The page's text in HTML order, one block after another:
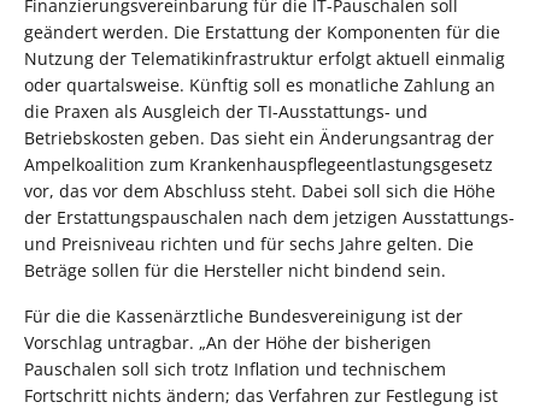
Finanzierungsvereinbarung für die IT-Pauschalen soll
geändert werden. Die Erstattung der Komponenten für die
Nutzung der Telematikinfrastruktur erfolgt aktuell einmalig
oder quartalsweise. Künftig soll es monatliche Zahlung an
die Praxen als Ausgleich der TI-Ausstattungs- und
Betriebskosten geben. Das sieht ein Änderungsantrag der
Ampelkoalition zum Krankenhauspflegeentlastungsgesetz
vor, das vor dem Abschluss steht. Dabei soll sich die Höhe
der Erstattungspauschalen nach dem jetzigen Ausstattungs-
und Preisniveau richten und für sechs Jahre gelten. Die
Beträge sollen für die Hersteller nicht bindend sein.
Für die die Kassenärztliche Bundesvereinigung ist der
Vorschlag untragbar. „An der Höhe der bisherigen
Pauschalen soll sich trotz Inflation und technischem
Fortschritt nichts ändern; das Verfahren zur Festlegung ist